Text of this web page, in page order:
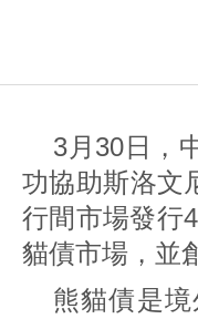
3月30日，
功協助斯洛文
行間市場發行
貓債市場，並
熊貓債是